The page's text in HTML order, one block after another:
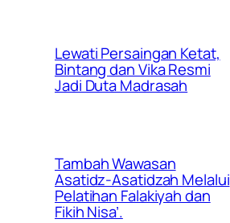
Lewati Persaingan Ketat,
Bintang dan Vika Resmi
Jadi Duta Madrasah
Tambah Wawasan
Asatidz-Asatidzah Melalui
Pelatihan Falakiyah dan
Fikih Nisa’.